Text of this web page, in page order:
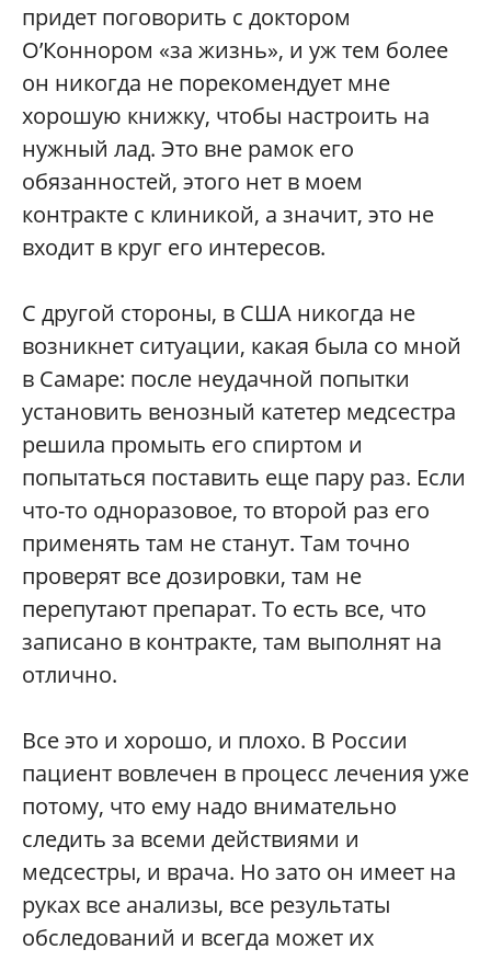
придет поговорить с доктором
О’Коннором «за жизнь», и уж тем более
он никогда не порекомендует мне
хорошую книжку, чтобы настроить на
нужный лад. Это вне рамок его
обязанностей, этого нет в моем
контракте с клиникой, а значит, это не
входит в круг его интересов.
С другой стороны, в США никогда не
возникнет ситуации, какая была со мной
в Самаре: после неудачной попытки
установить венозный катетер медсестра
решила промыть его спиртом и
попытаться поставить еще пару раз. Если
что-то одноразовое, то второй раз его
применять там не станут. Там точно
проверят все дозировки, там не
перепутают препарат. То есть все, что
записано в контракте, там выполнят на
отлично.
Все это и хорошо, и плохо. В России
пациент вовлечен в процесс лечения уже
потому, что ему надо внимательно
следить за всеми действиями и
медсестры, и врача. Но зато он имеет на
руках все анализы, все результаты
обследований и всегда может их